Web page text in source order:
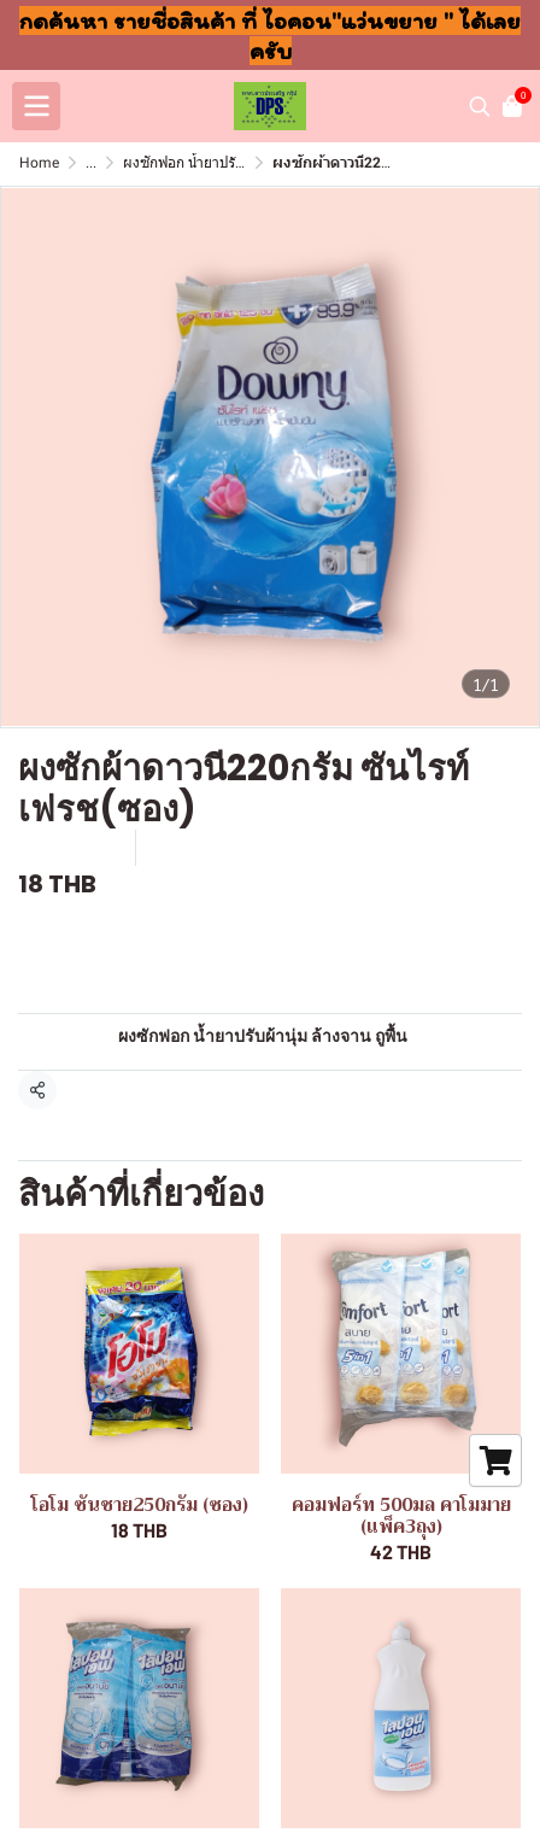
กดค้นหา รายชื่อสินค้า ที่ ไอคอน"แว่นขยาย " ได้เลย
ครับ
0
Home ... ผงซักฟอก น้ำยาปรับผ้านุ่ม ล้างจาน ถูพื้น ผงซักผ้าดาวนี220กรัม ซันไรท์เฟรช(ซอง)
1/1
ผงซักผ้าดาวนี220กรัม ซันไรท์
เฟรช(ซอง)
18 THB
ผงซักฟอก น้ำยาปรับผ้านุ่ม ล้างจาน ถูพื้น
แชร์
สินค้าที่เกี่ยวข้อง
โอโม ซันชาย250กรัม (ซอง)
18 THB
คอมฟอร์ท 500มล คาโมมาย
(แพ็ค3ถุง)
42 THB